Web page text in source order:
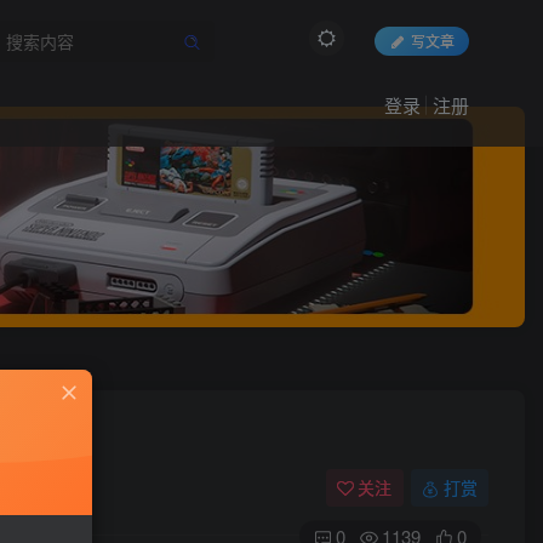
写文章
登录 注册
关注 打赏
0 1139 0